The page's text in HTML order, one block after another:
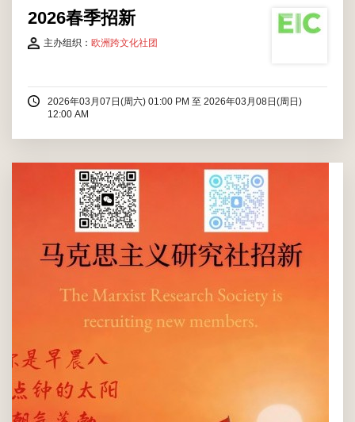
2026春季招新
主办组织： 欧洲跨文化社团
2026年03月07日(周六) 01:00 PM 至 2026年03月08日(周日)
12:00 AM
感兴趣的同学来在slac外围摊位参与活动，参与者可参加一个马克
思主义内容的知识小竞赛，将准备15张知识卡片，答对其中三个
可获得小礼品，十个可获得神秘礼品一份。 摊位人员将进行春季
招新内容讲解。
SLAC外围
大众, 所有温肯学生